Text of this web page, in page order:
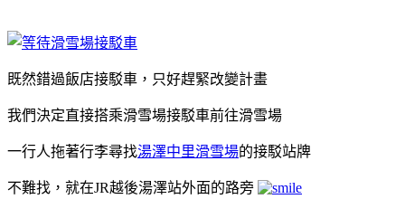
既然錯過飯店接駁車，只好趕緊改變計畫
我們決定直接搭乘滑雪場接駁車前往滑雪場
一行人拖著行李尋找湯澤中里滑雪場的接駁站牌
不難找，就在JR越後湯澤站外面的路旁